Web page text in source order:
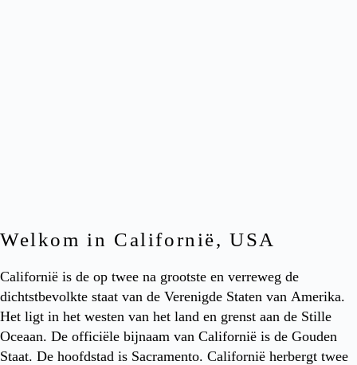
Welkom in Californië, USA
Californië is de op twee na grootste en verreweg de
dichtstbevolkte staat van de Verenigde Staten van Amerika.
Het ligt in het westen van het land en grenst aan de Stille
Oceaan. De officiële bijnaam van Californië is de Gouden
Staat. De hoofdstad is Sacramento. Californië herbergt twee